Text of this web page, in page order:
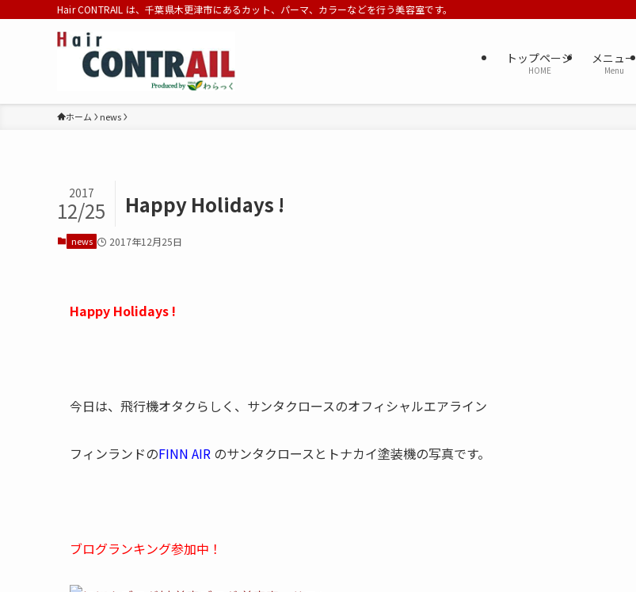
Hair CONTRAIL は、千葉県木更津市にあるカット、パーマ、カラーなどを行う美容室です。
トップページ
HOME
メニュー
Menu
ホーム news
Happy Holidays !
2017
12/25
news 2017年12月25日
Happy Holidays !
今日は、飛行機オタクらしく、サンタクロースのオフィシャルエアライン
フィンランドのFINN AIR のサンタクロースとトナカイ塗装機の写真です。
ブログランキング参加中！